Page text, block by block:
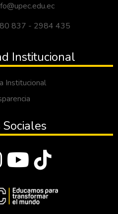
837 - 2984 435
Institucional
Institucional
Sociales